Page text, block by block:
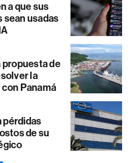
a que sus
sean usadas
propuesta de
la
Panamá
pérdidas
de su